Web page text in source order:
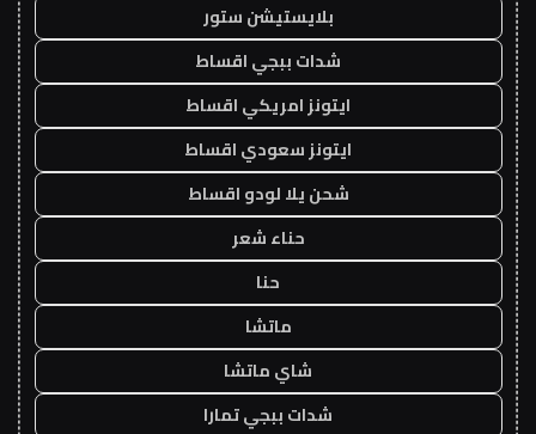
بلايستيشن ستور
شدات ببجي اقساط
ايتونز امريكي اقساط
ايتونز سعودي اقساط
شحن يلا لودو اقساط
حناء شعر
حنا
ماتشا
شاي ماتشا
شدات ببجي تمارا